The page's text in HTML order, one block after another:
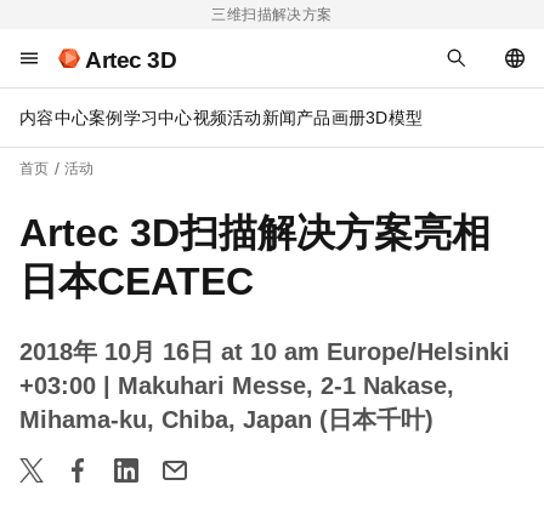
三维扫描解决方案
Artec 3D
内容中心案例 学习中心视频活动新闻产品画册3D模型
首页 活动
Artec 3D扫描解决方案亮相
日本CEATEC
2018年 10月 16日 at 10 am Europe/Helsinki
+03:00
| Makuhari Messe, 2-1 Nakase,
Mihama-ku, Chiba, Japan (日本千叶)